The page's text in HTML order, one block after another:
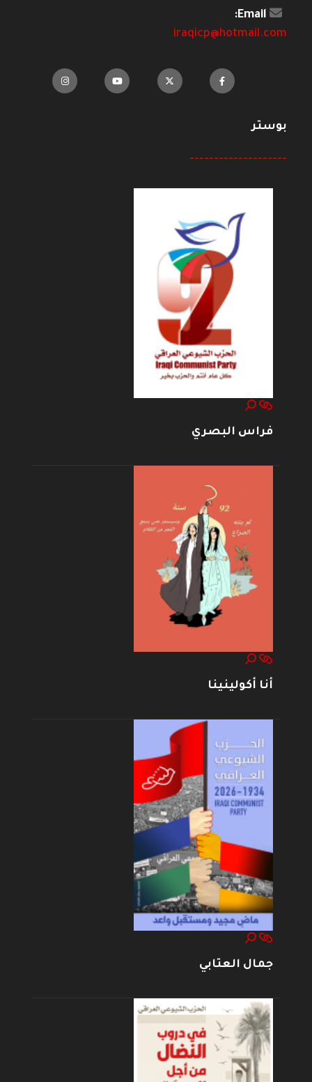
Email:
iraqicp@hotmail.com
بوستر
--------------------
فراس البصري
أنا أكولينينا
جمال العتابي